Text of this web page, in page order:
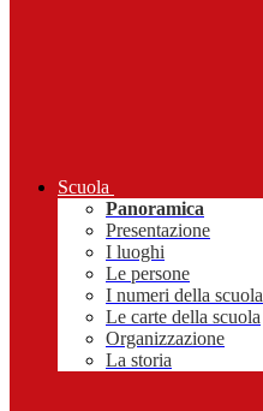
Scuola
Panoramica
Presentazione
I luoghi
Le persone
I numeri della scuola
Le carte della scuola
Organizzazione
La storia